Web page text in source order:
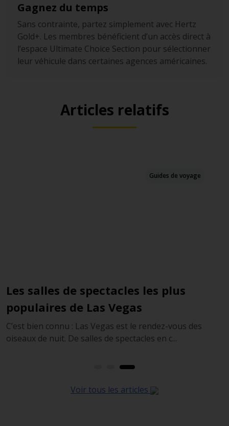
Gagnez du temps
Sans contrainte, partez simplement avec Hertz
Gold+. Les membres bénéficient d’un accès direct à
l’espace Ultimate Choice Section pour sélectionner
leur véhicule dans certaines agences américaines.
Articles relatifs
Guides de voyage
Les salles de spectacles les plus
populaires de Las Vegas
C’est bien connu : Las Vegas est le rendez-vous des
oiseaux de nuit. De salles de spectacles en c...
Voir tous les articles